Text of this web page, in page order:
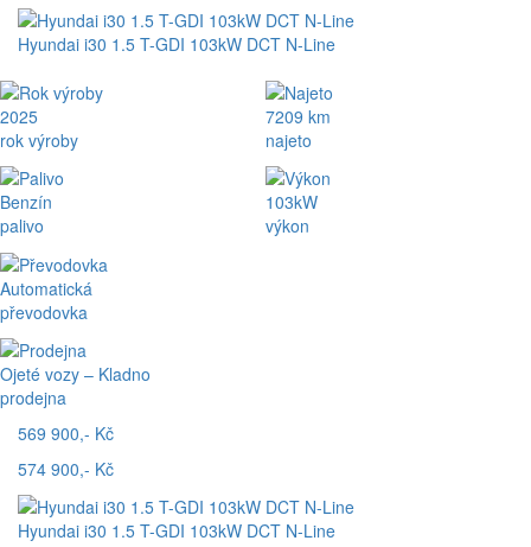
Hyundai i30 1.5 T-GDI 103kW DCT N-Line
2025
rok výroby
Benzín
palivo
Automatická
převodovka
Ojeté vozy – Kladno
prodejna
7209 km
najeto
103kW
výkon
569 900,- Kč
574 900,- Kč
Hyundai i30 1.5 T-GDI 103kW DCT N-Line